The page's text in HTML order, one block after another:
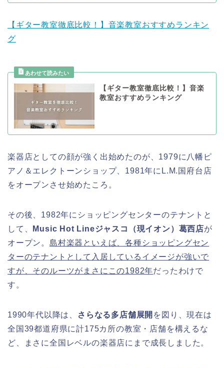
【ギター教室徹底比較！】音楽教室おすすめランキン
グ
【ギター教室徹底比較！】音楽
教室おすすめランキング
楽器店としての顔が強く出始めたのが、1979に八幡ピ
アノ＆エレクトーンショップ、1981年にL.M.国府台店
をオープンさせ始めたころ。
その後、1982年にショッピングセンターのテナントと
して、
Music Hot Lineジャスコ（現イオン）葛西店が
オープン。 島村楽器といえば、各種ショッピングセン
ターのテナントとして入居しているイメージが強いで
すが、そのルーツがまさにこの1982年だったわけで
す。
1990年代以降は、 さらなる多店舗展開 を図り、現在は
全国39都道府県に計175カ所の教室・店舗を構えるな
ど、まさに全国レベルの楽器店にまで成長しました。